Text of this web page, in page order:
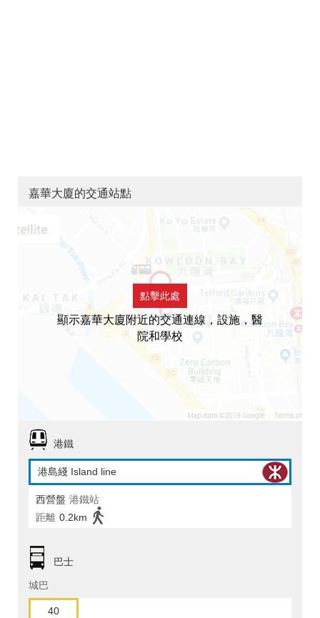
嘉華大廈的交通站點
點擊此處
顯示嘉華大廈附近的交通連線，設施，醫
院和學校
港鐵
港島綫 Island line
西營盤 港鐵站
距離 0.2km
巴士
城巴
40